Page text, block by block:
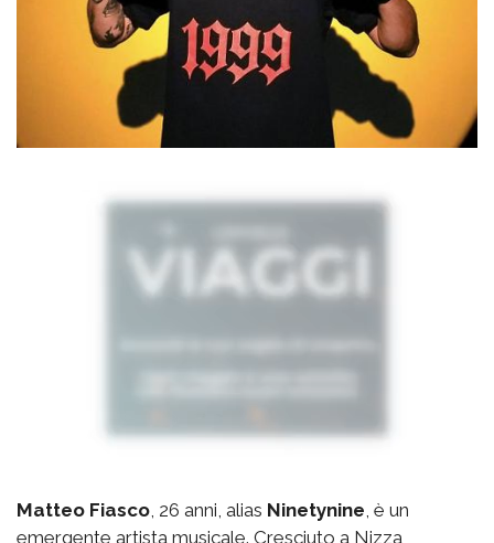
Matteo Fiasco , 26 anni, alias Ninetynine , è un
emergente artista musicale. Cresciuto a Nizza